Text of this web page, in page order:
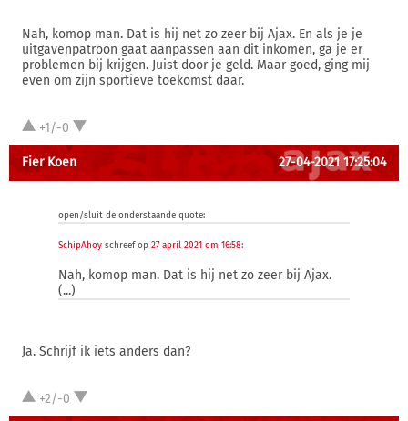
Nah, komop man. Dat is hij net zo zeer bij Ajax. En als je je
uitgavenpatroon gaat aanpassen aan dit inkomen, ga je er
problemen bij krijgen. Juist door je geld. Maar goed, ging mij
even om zijn sportieve toekomst daar.
+1/-0
Fier Koen 27-04-2021 17:25:04
open/sluit de onderstaande quote:
SchipAhoy schreef op 27 april 2021 om 16:58:
Nah, komop man. Dat is hij net zo zeer bij Ajax.
(...)
Ja. Schrijf ik iets anders dan?
+2/-0